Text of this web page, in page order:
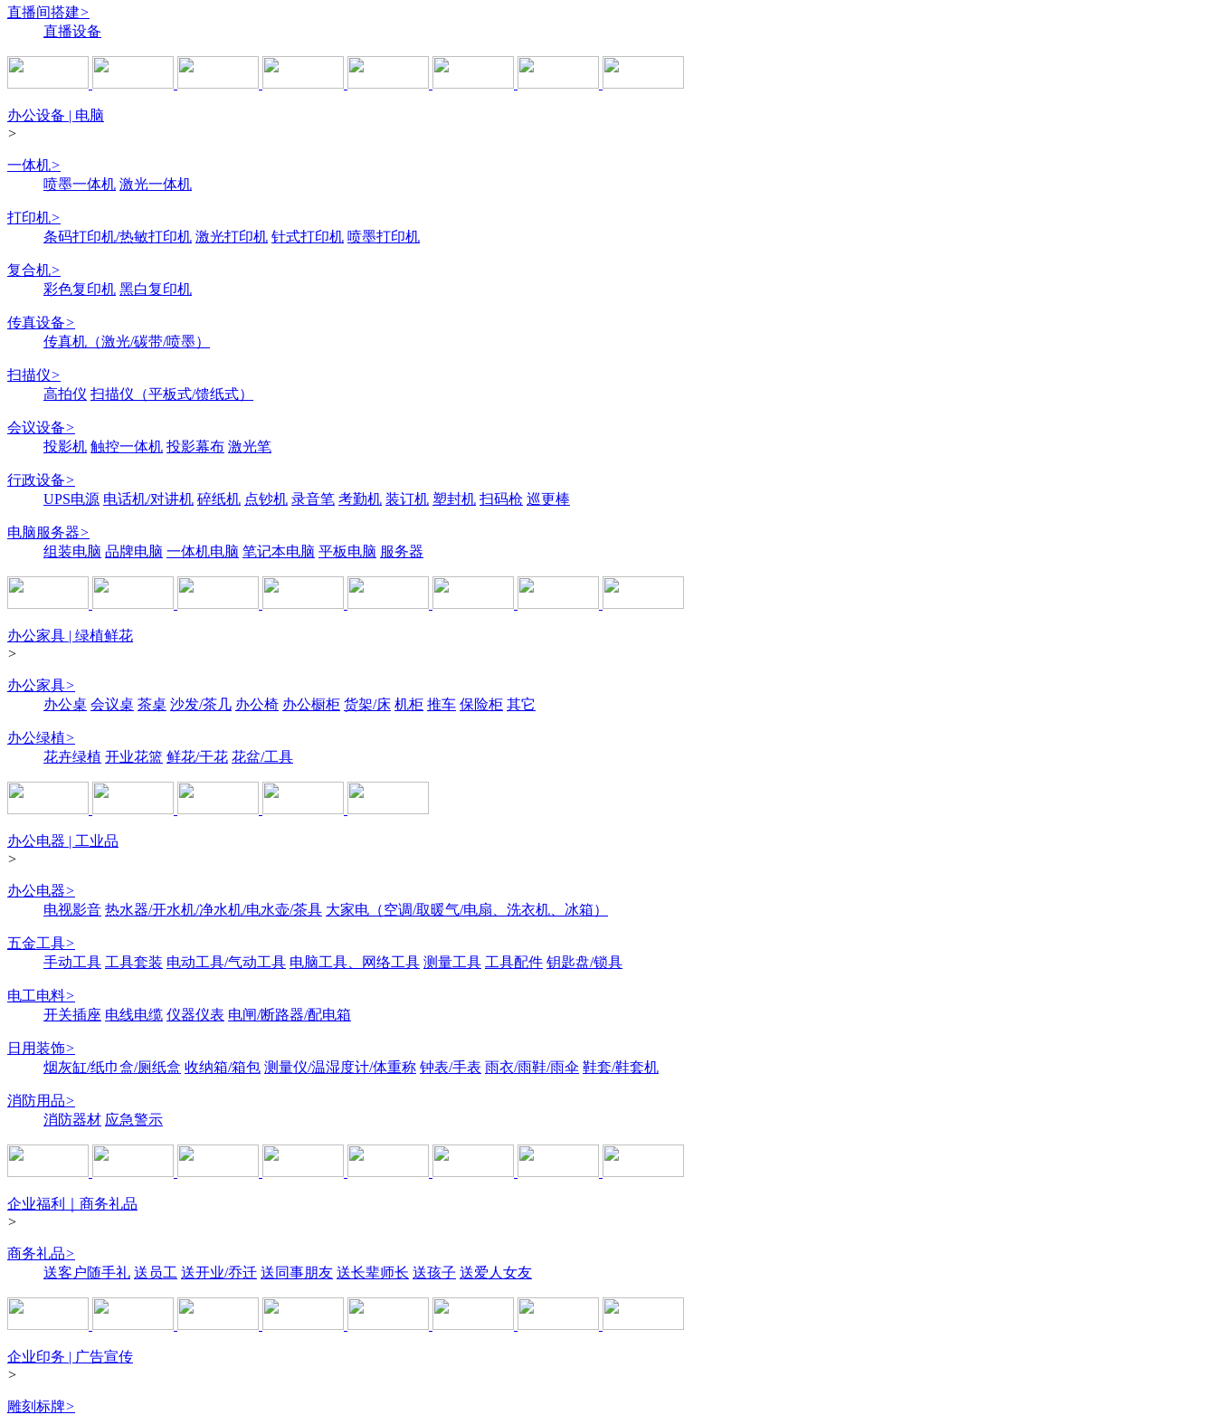
直播间搭建>
直播设备
办公设备 | 电脑
>
一体机>
喷墨一体机 激光一体机
打印机>
条码打印机/热敏打印机 激光打印机 针式打印机 喷墨打印机
复合机>
彩色复印机 黑白复印机
传真设备>
传真机（激光/碳带/喷墨）
扫描仪>
高拍仪 扫描仪（平板式/馈纸式）
会议设备>
投影机 触控一体机 投影幕布 激光笔
行政设备>
UPS电源 电话机/对讲机 碎纸机 点钞机 录音笔 考勤机 装订机 塑封机 扫码枪 巡更棒
电脑服务器>
组装电脑 品牌电脑 一体机电脑 笔记本电脑 平板电脑 服务器
办公家具 | 绿植鲜花
>
办公家具>
办公桌 会议桌 茶桌 沙发/茶几 办公椅 办公橱柜 货架/床 机柜 推车 保险柜 其它
办公绿植>
花卉绿植 开业花篮 鲜花/干花 花盆/工具
办公电器 | 工业品
>
办公电器>
电视影音 热水器/开水机/净水机/电水壶/茶具 大家电（空调/取暖气/电扇、洗衣机、冰箱）
五金工具>
手动工具 工具套装 电动工具/气动工具 电脑工具、网络工具 测量工具 工具配件 钥匙盘/锁具
电工电料>
开关插座 电线电缆 仪器仪表 电闸/断路器/配电箱
日用装饰>
烟灰缸/纸巾盒/厕纸盒 收纳箱/箱包 测量仪/温湿度计/体重称 钟表/手表 雨衣/雨鞋/雨伞 鞋套/鞋套机
消防用品>
消防器材 应急警示
企业福利｜商务礼品
>
商务礼品>
送客户随手礼 送员工 送开业/乔迁 送同事朋友 送长辈师长 送孩子 送爱人女友
企业印务 | 广告宣传
>
雕刻标牌>